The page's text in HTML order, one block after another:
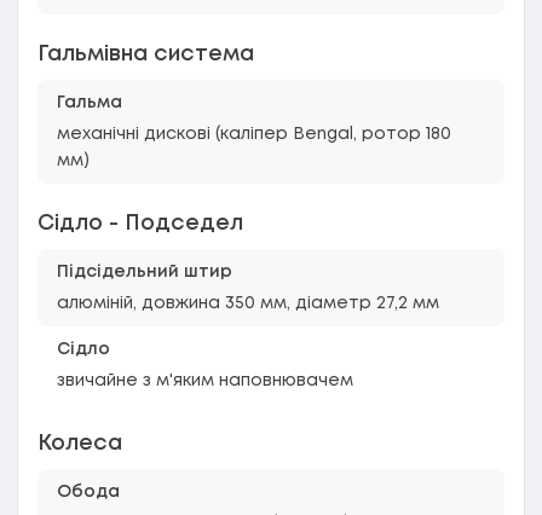
Гальмівна система
Гальма
механічні дискові (каліпер Bengal, ротор 180
мм)
Сідло - Подседел
Підсідельний штир
алюміній, довжина 350 мм, діаметр 27,2 мм
Сідло
звичайне з м'яким наповнювачем
Колеса
Обода